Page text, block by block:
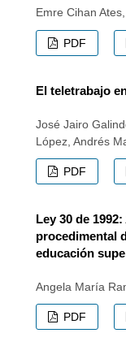
Emre Cihan
PDF
El teletrabajo
José Jairo
López, Andrés
PDF
Ley 30 de
procedimental
educación
Angela María
PDF